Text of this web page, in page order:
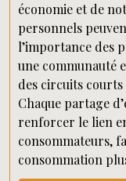
économie et de
personnels
l’importance des
une communauté
des circuits
Chaque partage
renforcer le lien
consommateurs,
consommation